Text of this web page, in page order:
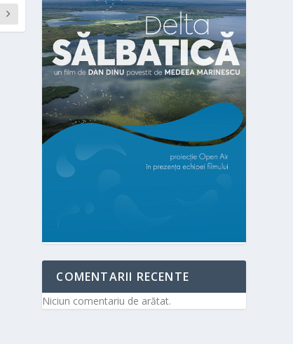
COMENTARII RECENTE
Niciun comentariu de arătat.